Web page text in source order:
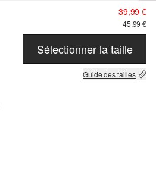
39,99 €
45,99 €
Sélectionner la taille
Guide des tailles